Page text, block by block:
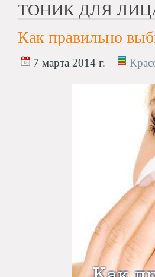
ТОНИК ДЛЯ
Как правильно
7 марта 2014 г.